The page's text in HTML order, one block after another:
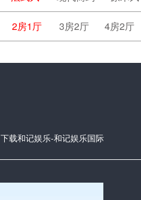
2房1厅 3房2厅 4房2厅
下载和记娱乐-和记娱乐国际